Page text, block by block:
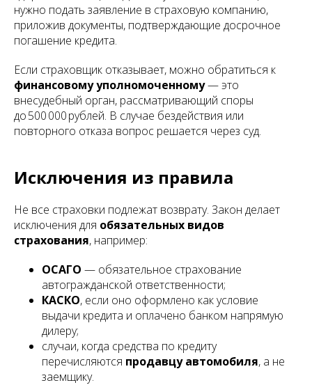
нужно подать заявление в страховую компанию,
приложив документы, подтверждающие досрочное
погашение кредита.
Если страховщик отказывает, можно обратиться к
финансовому уполномоченному— это
внесудебный орган, рассматривающий споры
до 500 000 рублей. В случае бездействия или
повторного отказа вопрос решается через суд.
Исключения из правила
Не все страховки подлежат возврату. Закон делает
исключения для обязательных видов
страхования, например:
ОСАГО — обязательное страхование
автогражданской ответственности;
КАСКО, если оно оформлено как условие
выдачи кредита и оплачено банком напрямую
дилеру;
случаи, когда средства по кредиту
перечисляются продавцу автомобиля, а не
заемщику.